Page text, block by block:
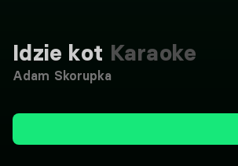
Idzie kot Karaoke
Adam Skorupka